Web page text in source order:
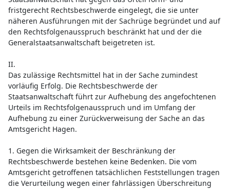
fristgerecht Rechtsbeschwerde eingelegt, die sie unter
näheren Ausführungen mit der Sachrüge begründet und auf
den Rechtsfolgenausspruch beschränkt hat und der die
Generalstaatsanwaltschaft beigetreten ist.
II.
Das zulässige Rechtsmittel hat in der Sache zumindest
vorläufig Erfolg. Die Rechtsbeschwerde der
Staatsanwaltschaft führt zur Aufhebung des angefochtenen
Urteils im Rechtsfolgenausspruch und im Umfang der
Aufhebung zu einer Zurückverweisung der Sache an das
Amtsgericht Hagen.
1. Gegen die Wirksamkeit der Beschränkung der
Rechtsbeschwerde bestehen keine Bedenken. Die vom
Amtsgericht getroffenen tatsächlichen Feststellungen tragen
die Verurteilung wegen einer fahrlässigen Überschreitung